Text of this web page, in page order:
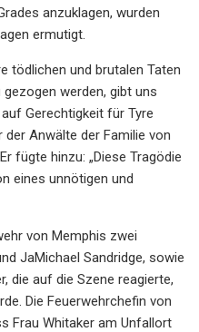
anzuklagen, wurden
ermutigt.
tödlichen und brutalen Taten
werden, gibt uns
Gerechtigkeit für Tyre
der Anwälte der Familie von
fügte hinzu: „Diese Tragödie
eines unnötigen und
von Memphis zwei
JaMichael Sandridge, sowie
die auf die Szene reagierte,
Die Feuerwehrchefin von
Frau Whitaker am Unfallort